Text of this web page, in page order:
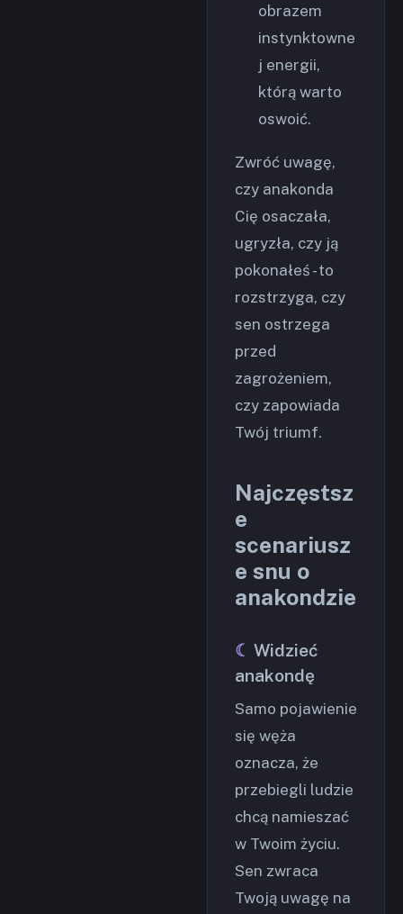
obrazem
instynktowne
j energii,
którą warto
oswoić.
Zwróć uwagę,
czy anakonda
Cię osaczała,
ugryzła, czy ją
pokonałeś - to
rozstrzyga, czy
sen ostrzega
przed
zagrożeniem,
czy zapowiada
Twój triumf.
Najczęstsz
e
scenariusz
e snu o
anakondzie
Widzieć
anakondę
Samo pojawienie
się węża
oznacza, że
przebiegli ludzie
chcą namieszać
w Twoim życiu.
Sen zwraca
Twoją uwagę na